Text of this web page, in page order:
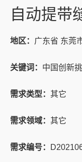
自动提带
地区： 广东省 东莞
关键词： 中国创新
需求类型： 其它
需求领域： 其它
需求编号：